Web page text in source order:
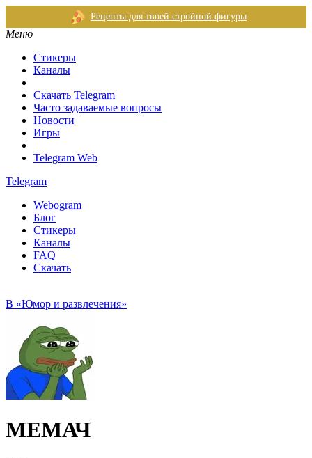
Рецепты для твоей стройной фигуры
Меню
Стикеры
Каналы
Скачать Telegram
Часто задаваемые вопросы
Новости
Игры
Telegram Web
Telegram
Webogram
Блог
Стикеры
Каналы
FAQ
Скачать
В «Юмор и развлечения»
МЕМАЧ